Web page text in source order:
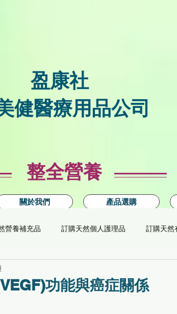
盈康社
健醫療用品公司
整全營養
關於我們 產品選購
營養補充品 訂購天然個人護理品 訂購天然
功能與癌症關係